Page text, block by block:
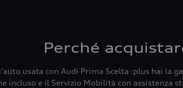
Perché
usata con Audi Prima Scelta :plus hai
incluso e il Servizio Mobilità con assistenza